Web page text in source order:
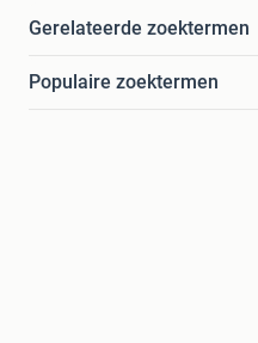
Gerelateerde zoektermen
Populaire zoektermen